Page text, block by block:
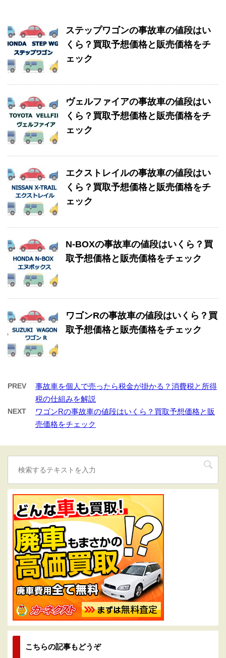
ステップワゴンの事故車の値段はい
くら？買取予想価格と販売価格をチ
ェック
ヴェルファイアの事故車の値段はい
くら？買取予想価格と販売価格をチ
ェック
エクストレイルの事故車の値段はい
くら？買取予想価格と販売価格をチ
ェック
N-BOXの事故車の値段はいくら？買
取予想価格と販売価格をチェック
ワゴンRの事故車の値段はいくら？買
取予想価格と販売価格をチェック
PREV
事故車を個人で売ったら税金が掛かる？消費税と所得
税の仕組みを解説
NEXT
ワゴンRの事故車の値段はいくら？買取予想価格と販
売価格をチェック
こちらの記事もどうぞ